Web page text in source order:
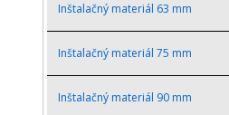
Inštalačný materiál 63 mm
Inštalačný materiál 75 mm
Inštalačný materiál 90 mm